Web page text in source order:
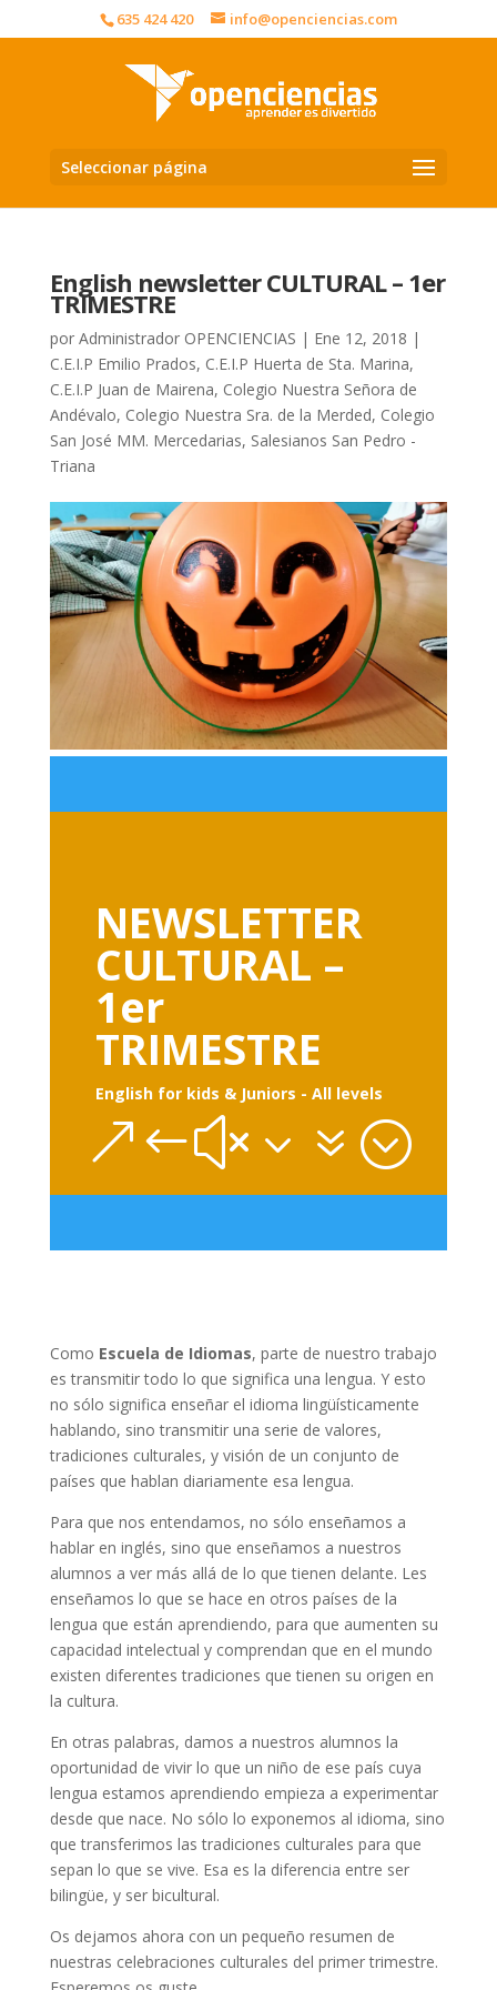
635 424 420 info@openciencias.com
Seleccionar página
English newsletter CULTURAL – 1er
TRIMESTRE
por Administrador OPENCIENCIAS | Ene 12, 2018 |
C.E.I.P Emilio Prados, C.E.I.P Huerta de Sta. Marina,
C.E.I.P Juan de Mairena, Colegio Nuestra Señora de
Andévalo, Colegio Nuestra Sra. de la Merded, Colegio
San José MM. Mercedarias, Salesianos San Pedro -
Triana
NEWSLETTER
CULTURAL –
1er
TRIMESTRE
English for kids & Juniors - All levels
&#x37;
Como Escuela de Idiomas, parte de nuestro trabajo
es transmitir todo lo que significa una lengua. Y esto
no sólo significa enseñar el idioma lingüísticamente
hablando, sino transmitir una serie de valores,
tradiciones culturales, y visión de un conjunto de
países que hablan diariamente esa lengua.
Para que nos entendamos, no sólo enseñamos a
hablar en inglés, sino que enseñamos a nuestros
alumnos a ver más allá de lo que tienen delante. Les
enseñamos lo que se hace en otros países de la
lengua que están aprendiendo, para que aumenten su
capacidad intelectual y comprendan que en el mundo
existen diferentes tradiciones que tienen su origen en
la cultura.
En otras palabras, damos a nuestros alumnos la
oportunidad de vivir lo que un niño de ese país cuya
lengua estamos aprendiendo empieza a experimentar
desde que nace. No sólo lo exponemos al idioma, sino
que transferimos las tradiciones culturales para que
sepan lo que se vive. Esa es la diferencia entre ser
bilingüe, y ser bicultural.
Os dejamos ahora con un pequeño resumen de
nuestras celebraciones culturales del primer trimestre.